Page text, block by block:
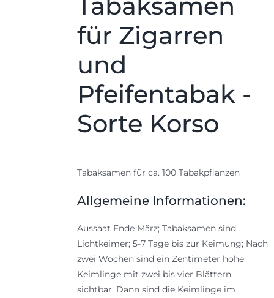
für Zigarren
und
Pfeifentabak -
Sorte Korso
Tabaksamen für ca. 100 Tabakpflanzen
Allgemeine Informationen:
Aussaat Ende März; Tabaksamen sind
Lichtkeimer; 5-7 Tage bis zur Keimung; Nach
zwei Wochen sind ein Zentimeter hohe
Keimlinge mit zwei bis vier Blättern
sichtbar. Dann sind die Keimlinge im